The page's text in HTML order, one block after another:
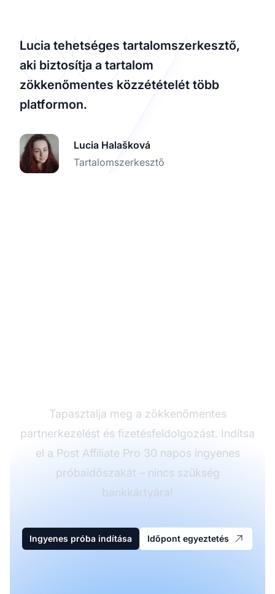
Lucia tehetséges tartalomszerkesztő,
aki biztosítja a tartalom
zökkenőmentes közzétételét több
platformon.
Lucia Halašková
Tartalomszerkesztő
Tapasztalja meg a zökkenőmentes
partnerkezelést és fizetésfeldolgozást. Indítsa
el a Post Affiliate Pro 30 napos ingyenes
próbaidőszakát – nincs szükség
bankkártyára!
Ingyenes próba indítása Időpont egyeztetés